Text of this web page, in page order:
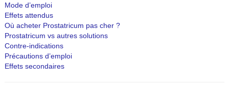
Mode d’emploi
Effets attendus
Où acheter Prostatricum pas cher ?
Prostatricum vs autres solutions
Contre-indications
Précautions d’emploi
Effets secondaires